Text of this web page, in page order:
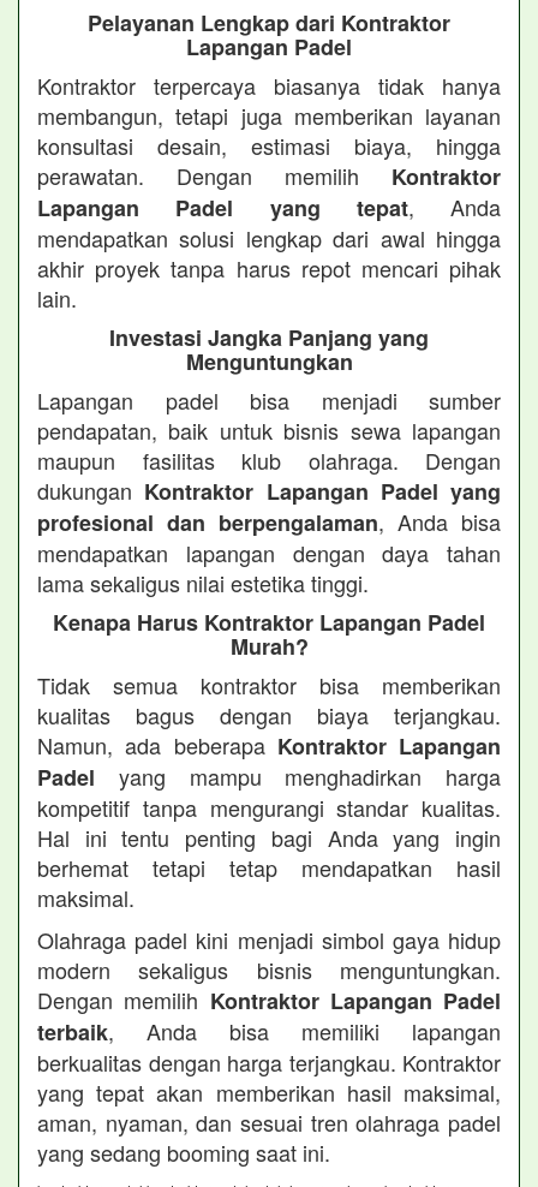
Pelayanan Lengkap dari Kontraktor
Lapangan Padel
Kontraktor terpercaya biasanya tidak hanya
membangun, tetapi juga memberikan layanan
konsultasi desain, estimasi biaya, hingga
perawatan. Dengan memilih Kontraktor
Lapangan Padel yang tepat, Anda
mendapatkan solusi lengkap dari awal hingga
akhir proyek tanpa harus repot mencari pihak
lain.
Investasi Jangka Panjang yang
Menguntungkan
Lapangan padel bisa menjadi sumber
pendapatan, baik untuk bisnis sewa lapangan
maupun fasilitas klub olahraga. Dengan
dukungan Kontraktor Lapangan Padel yang
profesional dan berpengalaman, Anda bisa
mendapatkan lapangan dengan daya tahan
lama sekaligus nilai estetika tinggi.
Kenapa Harus Kontraktor Lapangan Padel
Murah?
Tidak semua kontraktor bisa memberikan
kualitas bagus dengan biaya terjangkau.
Namun, ada beberapa Kontraktor Lapangan
Padel yang mampu menghadirkan harga
kompetitif tanpa mengurangi standar kualitas.
Hal ini tentu penting bagi Anda yang ingin
berhemat tetapi tetap mendapatkan hasil
maksimal.
Olahraga padel kini menjadi simbol gaya hidup
modern sekaligus bisnis menguntungkan.
Dengan memilih Kontraktor Lapangan Padel
terbaik, Anda bisa memiliki lapangan
berkualitas dengan harga terjangkau. Kontraktor
yang tepat akan memberikan hasil maksimal,
aman, nyaman, dan sesuai tren olahraga padel
yang sedang booming saat ini.